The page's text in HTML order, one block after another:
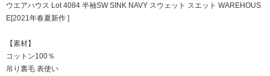
ウエアハウス Lot 4084 半袖SW SINK NAVY スウェット スエット WAREHOUS
E[2021年春夏新作 ]
【素材】
コットン100％
吊り裏毛 表使い